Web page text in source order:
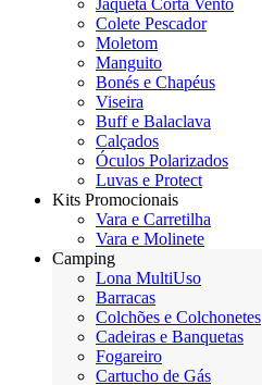
Jaqueta Corta Vento
Colete Pescador
Moletom
Manguito
Bonés e Chapéus
Viseira
Buff e Balaclava
Calçados
Óculos Polarizados
Luvas e Protect
Kits Promocionais
Vara e Carretilha
Vara e Molinete
Camping
Lona MultiUso
Barracas
Colchões e Colchonetes
Cadeiras e Banquetas
Fogareiro
Cartucho de Gás